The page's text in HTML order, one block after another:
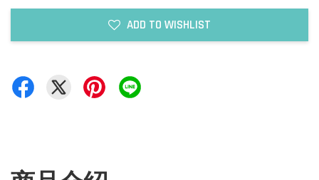
ADD TO WISHLIST